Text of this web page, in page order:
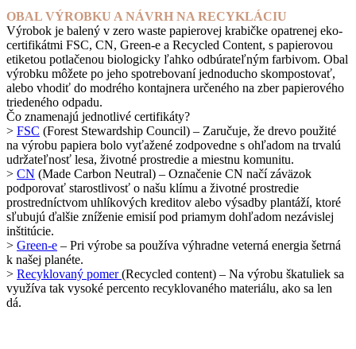
OBAL VÝROBKU A NÁVRH NA RECYKLÁCIU
Výrobok je balený v zero waste papierovej krabičke opatrenej eko-
certifikátmi FSC, CN, Green-e a Recycled Content, s papierovou
etiketou potlačenou biologicky ľahko odbúrateľným farbivom. Obal
výrobku môžete po jeho spotrebovaní jednoducho skompostovať,
alebo vhodiť do modrého kontajnera určeného na zber papierového
triedeného odpadu.
Čo znamenajú jednotlivé certifikáty?
> FSC (Forest Stewardship Council) – Zaručuje, že drevo použité
na výrobu papiera bolo vyťažené zodpovedne s ohľadom na trvalú
udržateľnosť lesa, životné prostredie a miestnu komunitu.
> CN (Made Carbon Neutral) – Označenie CN načí záväzok
podporovať starostlivosť o našu klímu a životné prostredie
prostredníctvom uhlíkových kreditov alebo výsadby plantáží, ktoré
sľubujú ďalšie zníženie emisií pod priamym dohľadom nezávislej
inštitúcie.
> Green-e – Pri výrobe sa používa výhradne veterná energia šetrná
k našej planéte.
> Recyklovaný pomer(Recycled content) – Na výrobu škatuliek sa
využíva tak vysoké percento recyklovaného materiálu, ako sa len
dá.